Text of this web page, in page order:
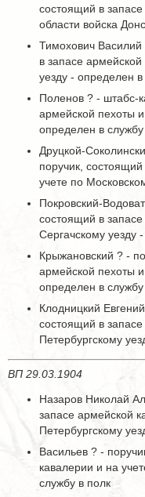
состоящий в
области войска
Тимохович
в запасе
уезду - определен
Поленов ? - штабс-
армейской пехоты
определен в службу
Друцкой-
поручик,
учете по
Покровский-
состоящий в
Сергачскому уезду
Крыжановский ? -
армейской пехоты
определен в службу
Клодницкий
состоящий в
Петербургскому
ВП 29.03.1904
Назаров Николай
запасе армейской
Петербургскому
Васильев ? -
кавалерии и на
службу в полк